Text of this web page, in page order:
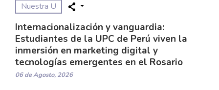
Nuestra U
Internacionalización y vanguardia:
Estudiantes de la UPC de Perú viven la
inmersión en marketing digital y
tecnologías emergentes en el Rosario
06 de Agosto, 2026